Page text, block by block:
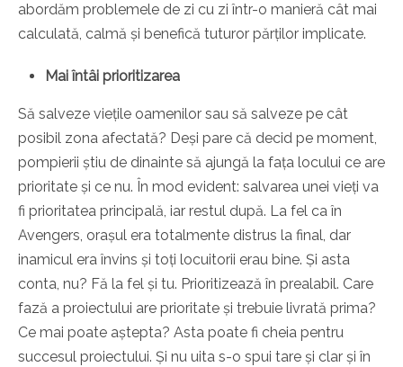
abordăm problemele de zi cu zi într-o manieră cât mai
calculată, calmă și benefică tuturor părților implicate.
Mai întâi prioritizarea
Să salveze viețile oamenilor sau să salveze pe cât
posibil zona afectată? Deși pare că decid pe moment,
pompierii știu de dinainte să ajungă la fața locului ce are
prioritate și ce nu. În mod evident: salvarea unei vieți va
fi prioritatea principală, iar restul după. La fel ca în
Avengers, orașul era totalmente distrus la final, dar
inamicul era învins și toți locuitorii erau bine. Și asta
conta, nu? Fă la fel și tu. Prioritizează în prealabil. Care
fază a proiectului are prioritate și trebuie livrată prima?
Ce mai poate aștepta? Asta poate fi cheia pentru
succesul proiectului. Și nu uita s-o spui tare și clar și în